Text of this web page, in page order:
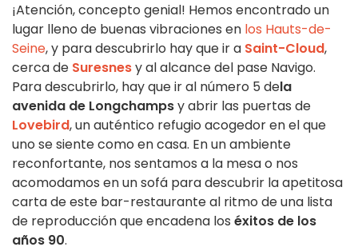
¡Atención, concepto genial! Hemos encontrado un
lugar lleno de buenas vibraciones en los Hauts-de-
Seine, y para descubrirlo hay que ir a Saint-Cloud,
cerca de Suresnesy al alcance del pase Navigo.
Para descubrirlo, hay que ir al número 5 dela
avenida de Longchampsy abrir las puertas de
Lovebird, un auténtico refugio acogedor en el que
uno se siente como en casa. En un ambiente
reconfortante, nos sentamos a la mesa o nos
acomodamos en un sofá para descubrir la apetitosa
carta de este bar-restaurante al ritmo de una lista
de reproducción que encadena los éxitos de los
años 90.